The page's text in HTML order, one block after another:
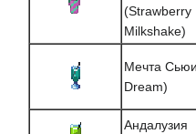
(Strawberry
Milkshake)
Мечта
Dream)
Андалузия